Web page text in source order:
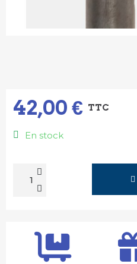
42,00 € TTC
En stock